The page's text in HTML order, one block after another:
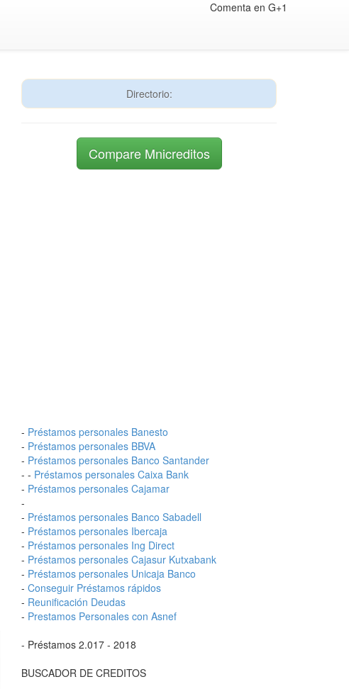
Comenta en G+1
Directorio:
Compare Mnicreditos
- Préstamos personales Banesto
- Préstamos personales BBVA
- Préstamos personales Banco Santander
- - Préstamos personales Caixa Bank
- Préstamos personales Cajamar
-
- Préstamos personales Banco Sabadell
- Préstamos personales Ibercaja
- Préstamos personales Ing Direct
- Préstamos personales Cajasur Kutxabank
- Préstamos personales Unicaja Banco
- Conseguir Préstamos rápidos
- Reunificación Deudas
- Prestamos Personales con Asnef
- Préstamos 2.017 - 2018
BUSCADOR DE CREDITOS